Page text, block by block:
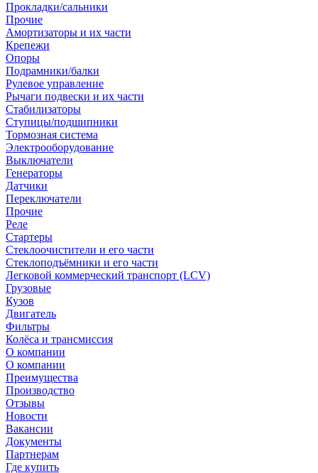
Прокладки/сальники
Прочие
Амортизаторы и их части
Крепежи
Опоры
Подрамники/балки
Рулевое управление
Рычаги подвески и их части
Стабилизаторы
Ступицы/подшипники
Тормозная система
Электрооборудование
Выключатели
Генераторы
Датчики
Переключатели
Прочие
Реле
Стартеры
Стеклоочистители и его части
Стеклоподъёмники и его части
Легковой коммерческий транспорт (LCV)
Грузовые
Кузов
Двигатель
Фильтры
Колёса и трансмиссия
О компании
О компании
Преимущества
Производство
Отзывы
Новости
Вакансии
Документы
Партнерам
Где купить